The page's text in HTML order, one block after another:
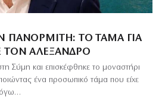
ΠΑΝΟΡΜΊΤΗ: ΤΟ ΤΆΜΑ ΓΙΑ
ΑΛΈΞΑΝΔΡΟ
Σύμη και επισκέφθηκε το μοναστήρι
ένα προσωπικό τάμα που είχε